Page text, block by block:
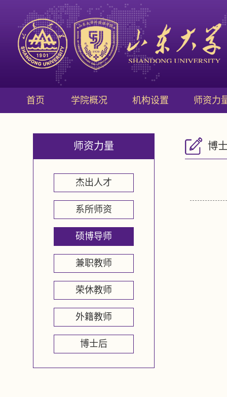
首页 学院概况 机构设置 师资力
师资力量
杰出人才
系所师资
硕博导师
兼职教师
荣休教师
外籍教师
博士后
博